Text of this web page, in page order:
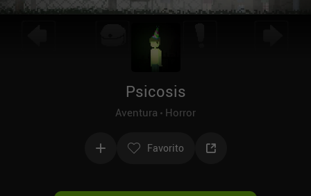
Psicosis
Aventura Horror
Favorito